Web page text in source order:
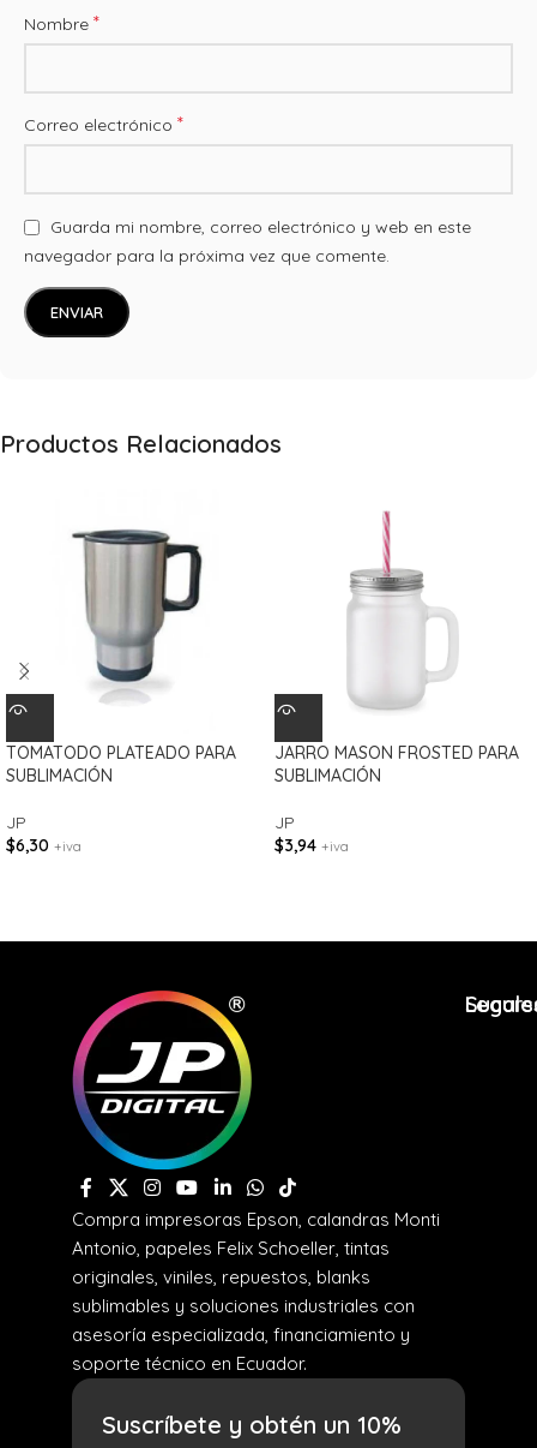
Nombre *
Correo electrónico *
Guarda mi nombre, correo electrónico y web en este
navegador para la próxima vez que comente.
Productos Relacionados
TOMATODO PLATEADO PARA
SUBLIMACIÓN
JP
$6,30 +iva
JARRO MASON FROSTED PARA
SUBLIMACIÓN
JP
$3,94 +iva
Compra impresoras Epson, calandras Monti
Antonio, papeles Felix Schoeller, tintas
originales, viniles, repuestos, blanks
sublimables y soluciones industriales con
asesoría especializada, financiamiento y
soporte técnico en Ecuador.
Suscríbete y obtén un 10%